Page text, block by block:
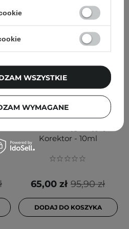
PROMOCJA
Erborian - Super BB
Concealer Au Ginseng
Korektor - 10ml
95,90 zł
65,00 zł
DODAJ DO KOSZYKA
WYMAGANE
WSZYSTKIE